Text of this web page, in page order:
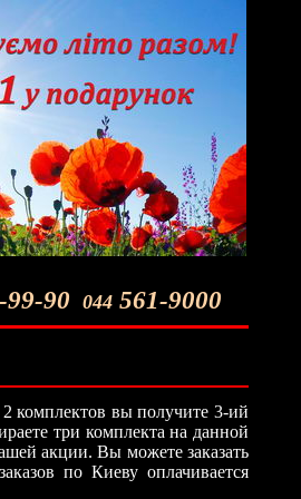
99-90 044 561-9000
комплектов вы получите 3-ий
три комплекта на данной
акции. Вы можете заказать
по Киеву оплачивается